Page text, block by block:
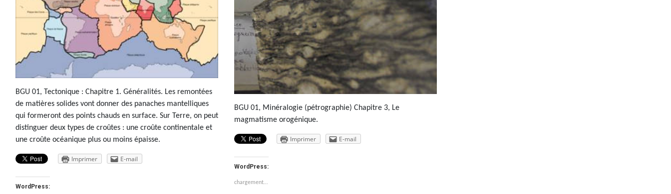
BGU 01, Tectonique : Chapitre 1. Généralités. Les remontées
de matières solides vont donner des panaches mantelliques
qui formeront des points chauds en surface. Sur Terre, on peut
distinguer deux types de croûtes : une croûte continentale et
une croûte océanique plus ou moins épaisse.
Imprimer E-mail
WordPress:
BGU 01, Minéralogie (pétrographie) Chapitre 3, Le
magmatisme orogénique.
Imprimer E-mail
WordPress:
chargement…